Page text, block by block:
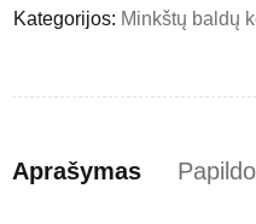
Kategorijos: Minkštų baldų
Aprašymas